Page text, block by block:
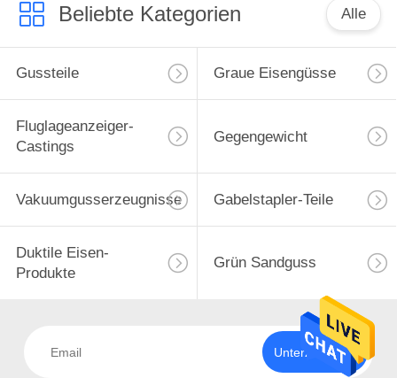
Beliebte Kategorien Alle
Gussteile Graue Eisengüsse
Fluglageanzeiger-
Castings
Gegengewicht
Vakuumgusserzeugnisse Gabelstapler-Teile
Duktile Eisen-
Produkte
Grün Sandguss
Unterzeichnen